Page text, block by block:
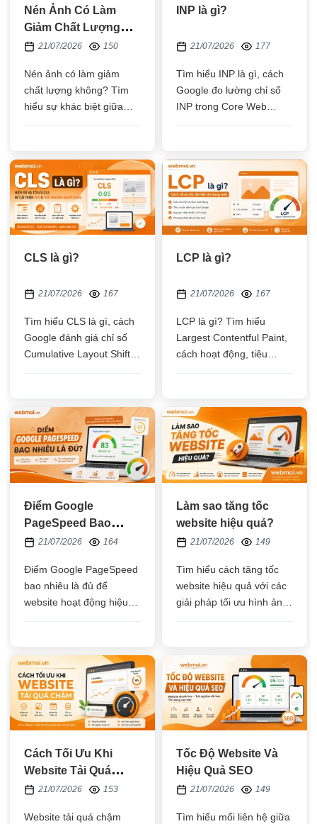
Nén Ảnh Có Làm
Giảm Chất Lượng
Không?
21/07/2026 150
Nén ảnh có làm giảm
chất lượng không? Tìm
hiểu sự khác biệt giữa
vẫn giữ hình ảnh sắc nét
INP là gì?
21/07/2026 177
Tìm hiểu INP là gì, cách
Google đo lường chỉ số
INP trong Core Web
website phản hồi nhanh,
cải thiện trải nghiệm
người dùng và hỗ trợ
SEO
CLS là gì?
21/07/2026 167
Tìm hiểu CLS là gì, cách
Google đánh giá chỉ số
Cumulative Layout Shift,
Web Vitals, nâng cao trải
nghiệm người dùng và hỗ
trợ SEO hiệu quả
LCP là gì?
21/07/2026 167
LCP là gì? Tìm hiểu
Largest Contentful Paint,
cách hoạt động, tiêu
giúp cải thiện tốc độ
website, trải nghiệm
người dùng và SEO
Điểm Google
PageSpeed Bao
Nhiêu Là Đủ?
21/07/2026 164
Điểm Google PageSpeed
bao nhiêu là đủ để
website hoạt động hiệu
hướng thay vì chỉ chạy
theo 100 điểm
Làm sao tăng tốc
website hiệu quả?
21/07/2026 149
Tìm hiểu cách tăng tốc
website hiệu quả với các
giải pháp tối ưu hình ảnh,
cải thiện SEO và trải
nghiệm người dùng
Cách Tối Ưu Khi
Website Tải Quá
Chậm
21/07/2026 153
Website tải quá chậm
Tốc Độ Website Và
Hiệu Quả SEO
21/07/2026 149
Tìm hiểu mối liên hệ giữa